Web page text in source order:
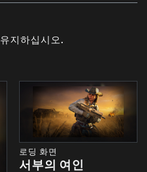
지하십시오.
로딩 화면
서부의 여인